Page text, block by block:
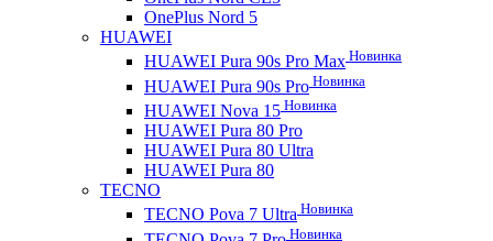
OnePlus Nord 5
HUAWEI
HUAWEI Pura 90s Pro Max Новинка
HUAWEI Pura 90s Pro Новинка
HUAWEI Nova 15 Новинка
HUAWEI Pura 80 Pro
HUAWEI Pura 80 Ultra
HUAWEI Pura 80
TECNO
TECNO Pova 7 Ultra Новинка
Новинка